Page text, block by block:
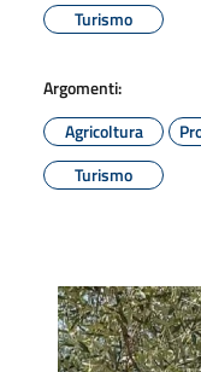
Turismo
Argomenti:
Agricoltura
Turismo